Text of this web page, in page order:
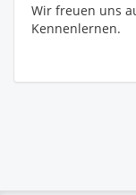
Wir freuen uns
Kennenlernen.